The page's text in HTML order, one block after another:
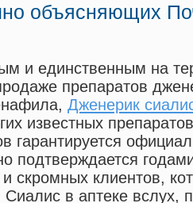
объясняющих
и единственным на
препаратов
, Дженерик
известных препаратов
гарантируется
подтверждается
скромных клиентов,
в аптеке вслух,